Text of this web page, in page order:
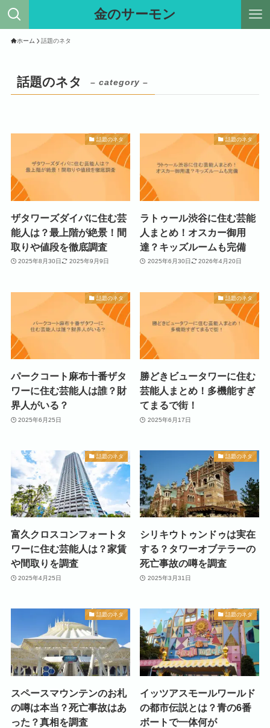
金のサーモン
ホーム 話題のネタ
話題のネタ – category –
話題のネタ
ザタワーズダイバに住む芸
能人は？最上階が絶景！間
取りや値段を徹底調査
2025年8月30日 2025年9月9日
話題のネタ
ラトゥール渋谷に住む芸能
人まとめ！オスカー御用
達？キッズルームも完備
2025年6月30日 2026年4月20日
話題のネタ
パークコート麻布十番ザタ
ワーに住む芸能人は誰？財
界人がいる？
2025年6月25日
話題のネタ
勝どきビュータワーに住む
芸能人まとめ！多機能すぎ
てまるで街！
2025年6月17日
話題のネタ
富久クロスコンフォートタ
ワーに住む芸能人は？家賃
や間取りを調査
2025年4月25日
話題のネタ
シリキウトゥンドゥは実在
する？タワーオブテラーの
死亡事故の噂を調査
2025年3月31日
話題のネタ
スペースマウンテンのお札
の噂は本当？死亡事故はあ
った？真相を調査
話題のネタ
イッツアスモールワールド
の都市伝説とは？青の6番
ボートで一体何が